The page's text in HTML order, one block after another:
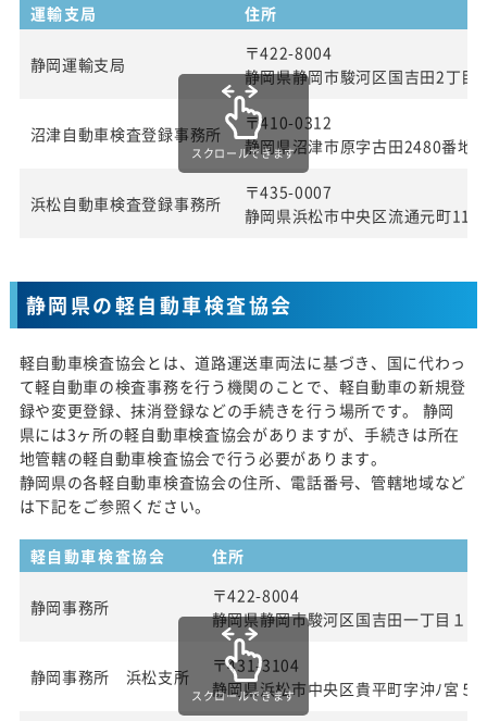
運輸支局 住所
静岡運輸支局
〒422-8004
静岡県静岡市駿河区国吉田2丁目
沼津自動車検査登録事務所
〒410-0312
静岡県沼津市原字古田2480番地
浜松自動車検査登録事務所
〒435-0007
静岡県浜松市中央区流通元町11
スクロールできます
静岡県の軽自動車検査協会
軽自動車検査協会とは、道路運送車両法に基づき、国に代わっ
て軽自動車の検査事務を行う機関のことで、軽自動車の新規登
録や変更登録、抹消登録などの手続きを行う場所です。 静岡
県には3ヶ所の軽自動車検査協会がありますが、手続きは所在
地管轄の軽自動車検査協会で行う必要があります。
静岡県の各軽自動車検査協会の住所、電話番号、管轄地域など
は下記をご参照ください。
軽自動車検査協会 住所
静岡事務所
〒422-8004
静岡県静岡市駿河区国吉田一丁目１
静岡事務所 浜松支所
〒431-3104
静岡県浜松市中央区貴平町字沖ﾉ宮５
スクロールできます